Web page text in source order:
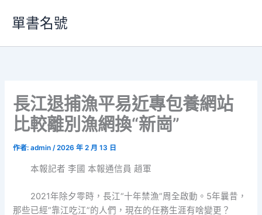
要
單書名號
長江退捕漁平易近專包養網站
比較離別漁網換“新崗”
作者:admin/2026 年 2 月 13 日
本報記者 李國 本報通信員 趙軍
2021年除夕零時，長江“十年禁漁”周全啟動。5年曩昔，
那些已經“靠江吃江”的人們，現在的任務生涯有啥變更？